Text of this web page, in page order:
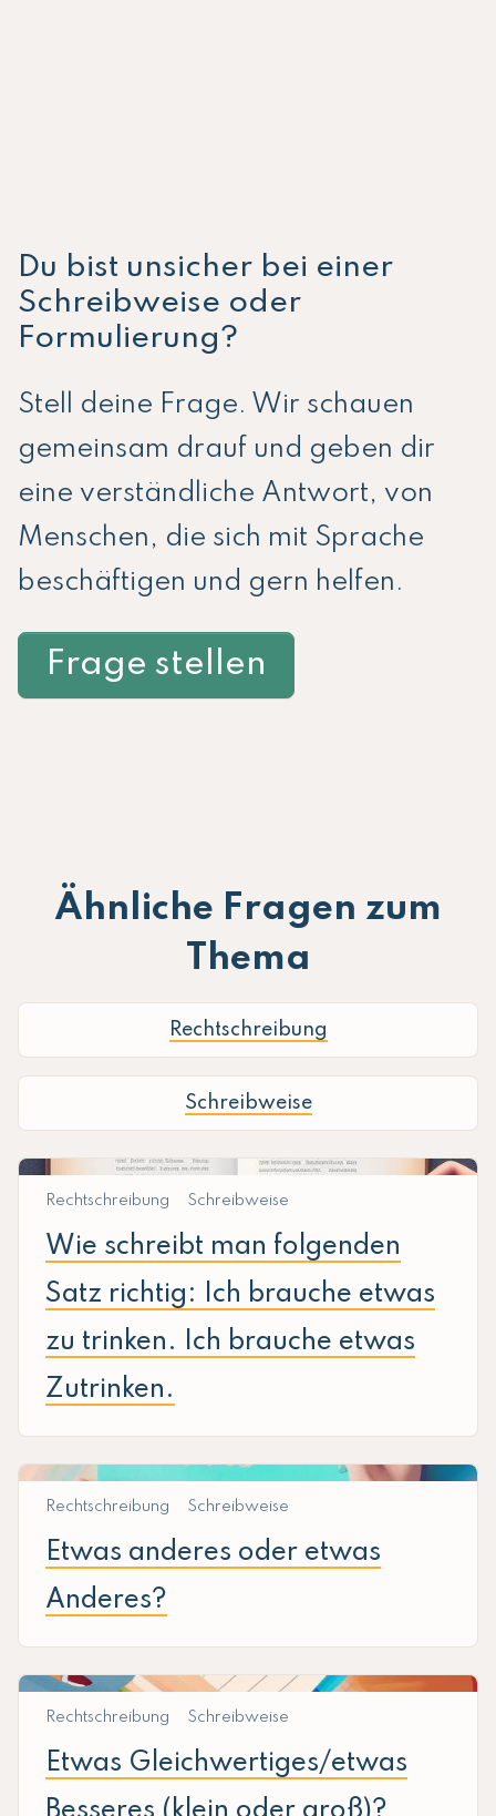
Du bist unsicher bei einer
Schreibweise oder
Formulierung?
Stell deine Frage. Wir schauen
gemeinsam drauf und geben dir
eine verständliche Antwort, von
Menschen, die sich mit Sprache
beschäftigen und gern helfen.
Frage stellen
Ähnliche Fragen zum
Thema
Rechtschreibung
Schreibweise
Rechtschreibung Schreibweise
Wie schreibt man folgenden
Satz richtig: Ich brauche etwas
zu trinken. Ich brauche etwas
Zutrinken.
Rechtschreibung Schreibweise
Etwas anderes oder etwas
Anderes?
Rechtschreibung Schreibweise
Etwas Gleichwertiges/etwas